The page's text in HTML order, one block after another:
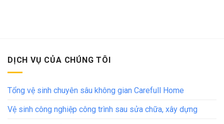
DỊCH VỤ CỦA CHÚNG TÔI
Tổng vệ sinh chuyên sâu không gian Carefull Home
Vệ sinh công nghiệp công trình sau sửa chữa, xây dựng